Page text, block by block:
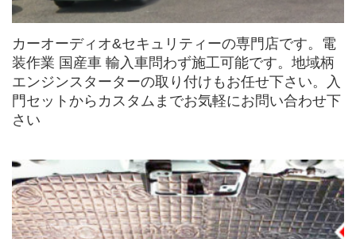
カーオーディオ&セキュリティーの専門店です。電
装作業 国産車 輸入車問わず施工可能です。地域柄
エンジンスターターの取り付けもお任せ下さい。入
門セットからカスタムまでお気軽にお問い合わせ下
さい